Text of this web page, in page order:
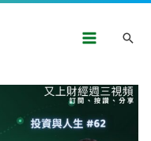
Menu搜